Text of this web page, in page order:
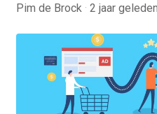
Pim de Brock · 2 jaar geleden